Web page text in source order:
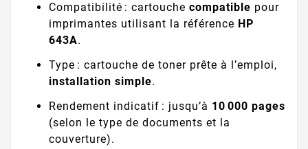
Compatibilité : cartouche compatible pour
imprimantes utilisant la référence HP
643A.
Type : cartouche de toner prête à l’emploi,
installation simple.
Rendement indicatif : jusqu’à 10 000 pages
(selon le type de documents et la
couverture).